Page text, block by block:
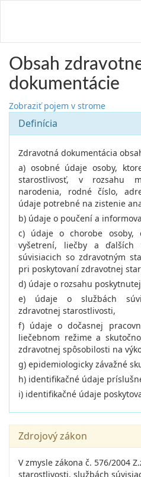
Obsah
dokumentácie
Zobraziť pojem v strome
Definícia
Zdravotná dokumentácia
a) osobné údaje osoby,
starostlivosť, v rozsahu
narodenia, rodné číslo,
údaje potrebné na zistenie
b) údaje o poučení a
c) údaje o chorobe osoby,
vyšetrení, liečby a ďalších
súvisiacich so zdravotným
pri poskytovaní zdravotnej
d) údaje o rozsahu
e) údaje o službách
zdravotnej starostlivosti,
f) údaje o dočasnej
liečebnom režime a
zdravotnej spôsobilosti na
g) epidemiologicky závažné
h) identifikačné údaje
i) identifikačné údaje
Zdrojový zákon
V zmysle zákona č. 576/2004
starostlivosti, službách